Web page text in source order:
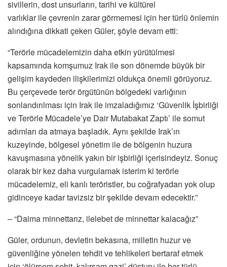
sivillerin, dost unsurların, tarihi ve kültürel
varlıklar ile çevrenin zarar görmemesi için her türlü önlemin
alındığına dikkati çeken Güler, şöyle devam etti:
“Terörle mücadelemizin daha etkin yürütülmesi
kapsamında komşumuz Irak ile son dönemde büyük bir
gelişim kaydeden ilişkilerimizi oldukça önemli görüyoruz.
Bu çerçevede terör örgütünün bölgedeki varlığının
sonlandırılması için Irak ile imzaladığımız ‘Güvenlik İşbirliği
ve Terörle Mücadele’ye Dair Mutabakat Zaptı’ ile somut
adımları da atmaya başladık. Aynı şekilde Irak’ın
kuzeyinde, bölgesel yönetim ile de bölgenin huzura
kavuşmasına yönelik yakın bir işbirliği içerisindeyiz. Sonuç
olarak bir kez daha vurgulamak isterim ki terörle
mücadelemiz, eli kanlı teröristler, bu coğrafyadan yok olup
gidinceye kadar tavizsiz bir şekilde devam edecektir.”
– “Daima minnettarız, ilelebet de minnettar kalacağız”
Güler, ordunun, devletin bekasına, milletin huzur ve
güvenliğine yönelen tehdit ve tehlikeleri bertaraf etmek